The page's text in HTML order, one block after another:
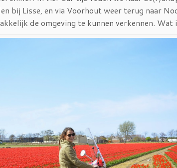
bij Lisse, en via Voorhout weer terug naar
de omgeving te kunnen verkennen. Wat